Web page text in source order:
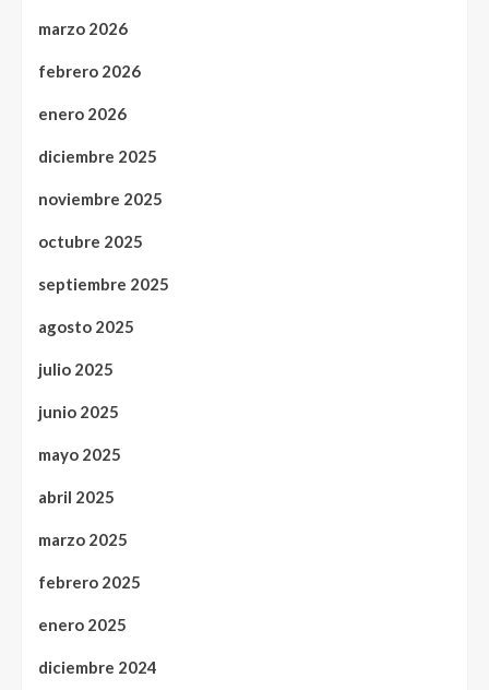
marzo 2026
febrero 2026
enero 2026
diciembre 2025
noviembre 2025
octubre 2025
septiembre 2025
agosto 2025
julio 2025
junio 2025
mayo 2025
abril 2025
marzo 2025
febrero 2025
enero 2025
diciembre 2024